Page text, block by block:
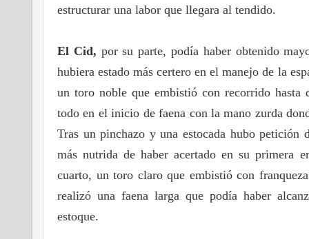
estructurar una labor que llegara al tendido.
El Cid, por su parte, podía haber obtenido
hubiera estado más certero en el manejo de la
un toro noble que embistió con recorrido hasta
todo en el inicio de faena con la mano zurda
Tras un pinchazo y una estocada hubo petición
más nutrida de haber acertado en su primera
cuarto, un toro claro que embistió con
realizó una faena larga que podía haber
estoque.